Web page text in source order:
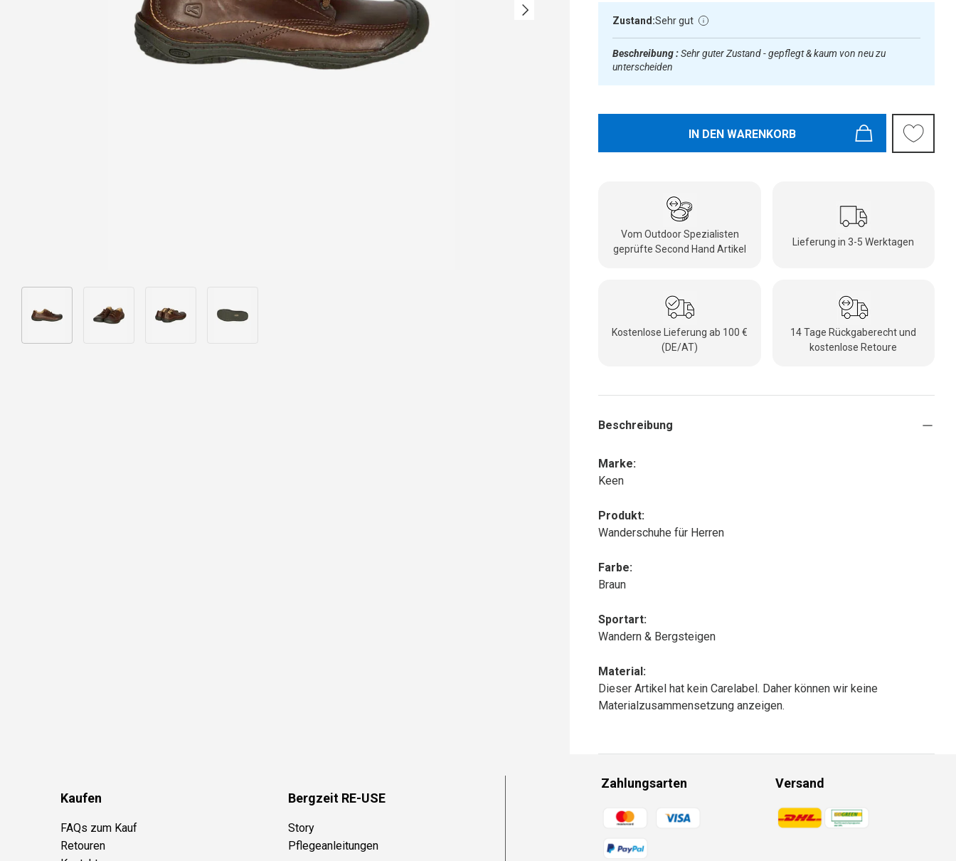
Nächste
Bild 1 in Galerieansicht laden
Zustand:Sehr gut
Beschreibung :Sehr guter Zustand - gepflegt & kaum von neu zu
unterscheiden
IN DEN WARENKORB
Vom Outdoor Spezialisten
geprüfte Second Hand Artikel
Lieferung in 3-5 Werktagen
Kostenlose Lieferung ab 100 €
(DE/AT)
14 Tage Rückgaberecht und
kostenlose Retoure
Beschreibung
Marke:
Keen
Produkt:
Wanderschuhe für Herren
Farbe:
Braun
Sportart:
Wandern & Bergsteigen
Material:
Dieser Artikel hat kein Carelabel. Daher können wir keine
Materialzusammensetzung anzeigen.
Kaufen
FAQs zum Kauf
Retouren
Bergzeit RE-USE
Story
Pflegeanleitungen
Zahlungsarten
Zahlungsmethoden
Versand
Zahlungsmethoden